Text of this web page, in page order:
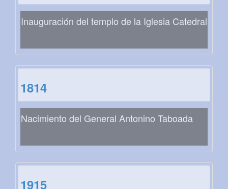
Inauguración del templo de la Iglesia Catedral
1814
Nacimiento del General Antonino Taboada
1915